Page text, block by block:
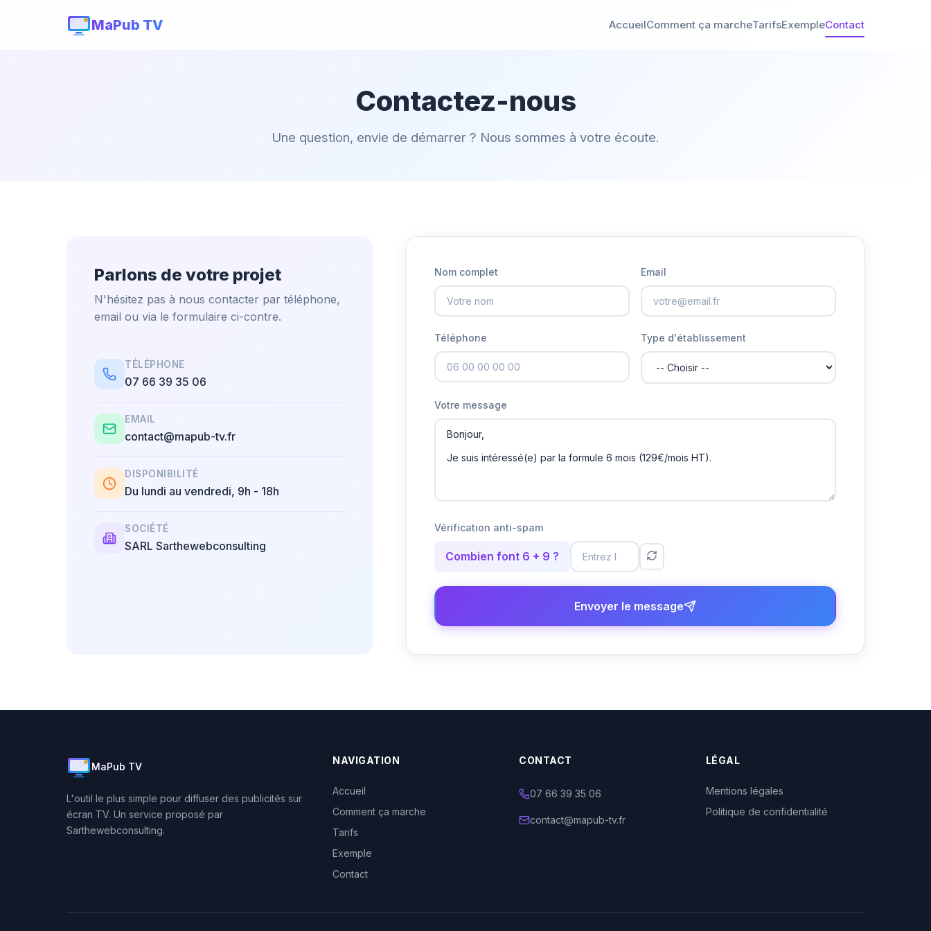
MaPub TV AccueilComment ça marcheTarifsExempleContact
Contactez-nous
Une question, envie de démarrer ? Nous sommes à votre écoute.
Parlons de votre projet
N'hésitez pas à nous contacter par téléphone,
email ou via le formulaire ci-contre.
TÉLÉPHONE
07 66 39 35 06
EMAIL
contact@mapub-tv.fr
DISPONIBILITÉ
Du lundi au vendredi, 9h - 18h
SOCIÉTÉ
SARL Sarthewebconsulting
Nom complet Email
Téléphone Type d'établissement
Votre message
Vérification anti-spam
Combien font 6 + 9 ?
Envoyer le message
MaPub TV
L'outil le plus simple pour diffuser des publicités sur
écran TV. Un service proposé par
Sarthewebconsulting.
NAVIGATION
Accueil
Comment ça marche
Tarifs
Exemple
Contact
CONTACT
07 66 39 35 06
contact@mapub-tv.fr
LÉGAL
Mentions légales
Politique de confidentialité